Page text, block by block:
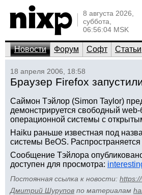
8 августа 2026,
суббота,
06:56:04 MSK
Новости Форум Софт Статьи
18 апреля 2006, 18:58
Браузер Firefox
Саймон Тэйлор (Simon Taylor)
демонстрируется свободный
операционной системы с
Haiku раньше известная под
системы BeOS.
Сообщение Тэйлора
доступен для просмотра:
Постоянная ссылка к новости:
Дмитрий Шурупов по материалам